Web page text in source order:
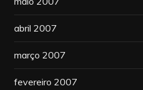
abril 2007
março 2007
fevereiro 2007